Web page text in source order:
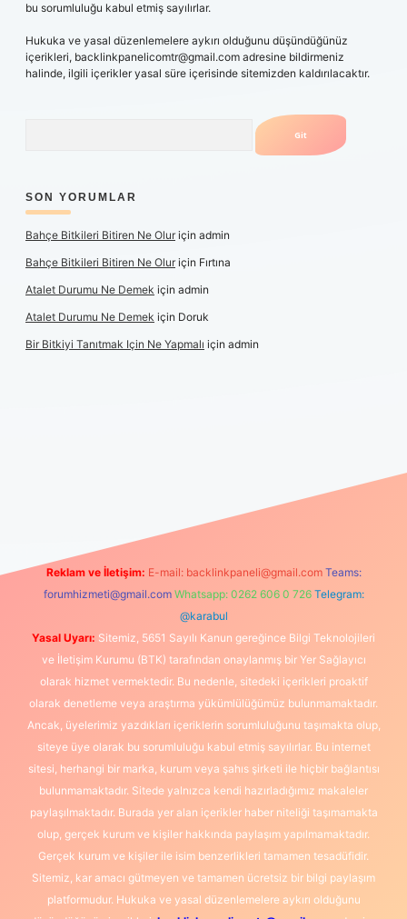
bu sorumluluğu kabul etmiş sayılırlar.
Hukuka ve yasal düzenlemelere aykırı olduğunu düşündüğünüz
içerikleri, backlinkpanelicomtr@gmail.com adresine bildirmeniz
halinde, ilgili içerikler yasal süre içerisinde sitemizden kaldırılacaktır.
SON YORUMLAR
Bahçe Bitkileri Bitiren Ne Oluriçin admin
Bahçe Bitkileri Bitiren Ne Oluriçin Fırtına
Atalet Durumu Ne Demek için admin
Atalet Durumu Ne Demek için Doruk
Bir Bitkiyi Tanıtmak Için Ne Yapmalı için admin
Reklam ve İletişim: E-mail: backlinkpaneli@gmail.com Teams:
forumhizmeti@gmail.com Whatsapp: 0262 606 0 726 Telegram:
@karabul
Yasal Uyarı: Sitemiz, 5651 Sayılı Kanun gereğince Bilgi Teknolojileri
ve İletişim Kurumu (BTK) tarafından onaylanmış bir Yer Sağlayıcı
olarak hizmet vermektedir. Bu nedenle, sitedeki içerikleri proaktif
olarak denetleme veya araştırma yükümlülüğümüz bulunmamaktadır.
Ancak, üyelerimiz yazdıkları içeriklerin sorumluluğunu taşımakta olup,
siteye üye olarak bu sorumluluğu kabul etmiş sayılırlar. Bu internet
sitesi, herhangi bir marka, kurum veya şahıs şirketi ile hiçbir bağlantısı
bulunmamaktadır. Sitede yalnızca kendi hazırladığımız makaleler
paylaşılmaktadır. Burada yer alan içerikler haber niteliği taşımamakta
olup, gerçek kurum ve kişiler hakkında paylaşım yapılmamaktadır.
Gerçek kurum ve kişiler ile isim benzerlikleri tamamen tesadüfidir.
Sitemiz, kar amacı gütmeyen ve tamamen ücretsiz bir bilgi paylaşım
platformudur. Hukuka ve yasal düzenlemelere aykırı olduğunu